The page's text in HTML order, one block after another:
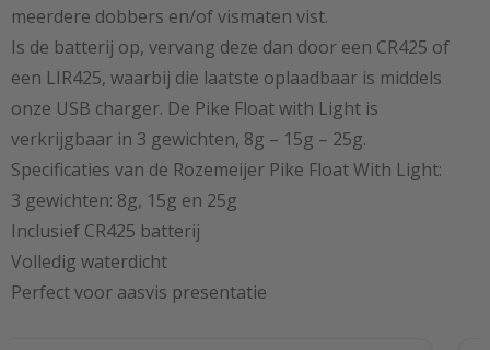
meerdere dobbers en/of vismaten vist.
Is de batterij op, vervang deze dan door een CR425 of
een LIR425, waarbij die laatste oplaadbaar is middels
onze USB charger. De Pike Float with Light is
verkrijgbaar in 3 gewichten, 8g – 15g – 25g.
Specificaties van de Rozemeijer Pike Float With Light:
3 gewichten: 8g, 15g en 25g
Inclusief CR425 batterij
Volledig waterdicht
Perfect voor aasvis presentatie